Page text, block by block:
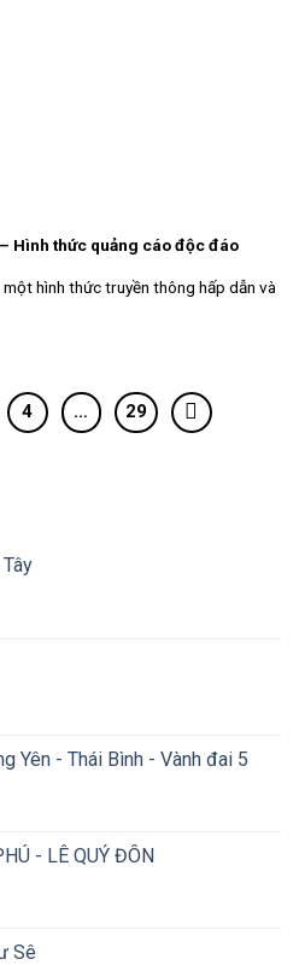
Hình thức quảng cáo độc đáo
hình thức truyền thông hấp dẫn và
4 … 29
Yên - Thái Bình - Vành đai 5
- LÊ QUÝ ĐÔN
Sê